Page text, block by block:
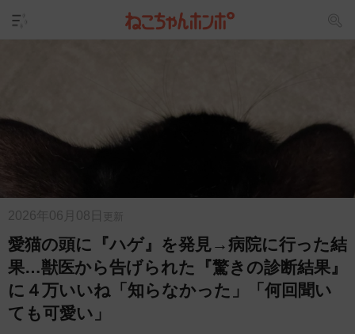
2026年06月08日 更新
愛猫の頭に『ハゲ』を発見→病院に行った結
果…獣医から告げられた『驚きの診断結果』
に４万いいね「知らなかった」「何回聞い
ても可愛い」